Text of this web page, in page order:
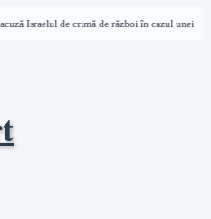
Israelul de crimă de război în cazul unei